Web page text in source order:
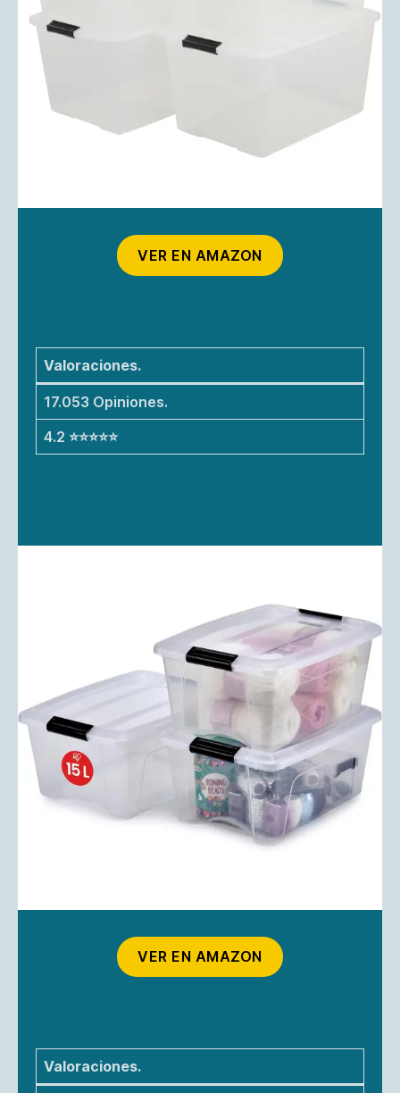
VER EN AMAZON
Valoraciones.
17.053 Opiniones.
4.2 ⭐⭐⭐⭐⭐
VER EN AMAZON
Valoraciones.